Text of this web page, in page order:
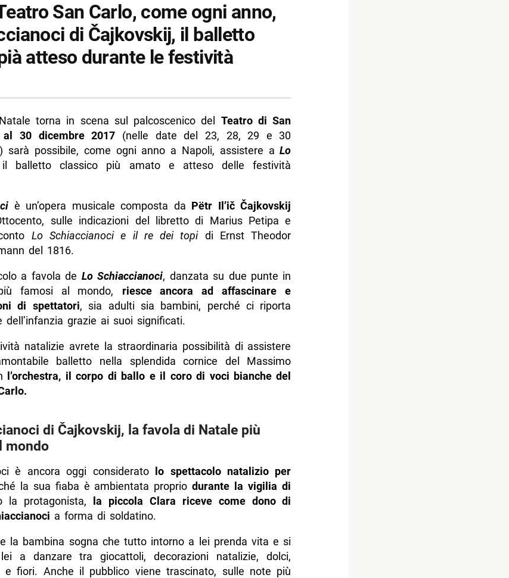
San Carlo, come ogni anno,
di Čajkovskij, il balletto
atteso durante le festività
torna in scena sul palcoscenico del Teatro di San
30 dicembre 2017 (nelle date del 23, 28, 29 e 30
sarà possibile, come ogni anno a Napoli, assistere aLo
balletto classico più amato e atteso delle festività
è un’opera musicale composta da Pëtr Il’ič Čajkovskij
sulle indicazioni del libretto di Marius Petipa e
Lo Schiaccianoci e il re dei topidi Ernst Theodor
del 1816.
a favola de Lo Schiaccianoci, danzata su due punte in
famosi al mondo, riesce ancora ad affascinare e
di spettatori, sia adulti sia bambini, perché ci riporta
dell’infanzia grazie ai suoi significati.
natalizie avrete la straordinaria possibilità di assistere
balletto nella splendida cornice del Massimo
l’orchestra, il corpo di ballo e il coro di voci bianche del
di Čajkovskij, la favola di Natale più
mondo
è ancora oggi considerato lo spettacolo natalizio per
la sua fiaba è ambientata propriodurante la vigilia di
la protagonista, la piccola Clara riceve come dono di
a forma di soldatino.
la bambina sogna che tutto intorno a lei prenda vita e si
a danzare tra giocattoli, decorazioni natalizie, dolci,
e fiori. Anche il pubblico viene trascinato, sulle note più